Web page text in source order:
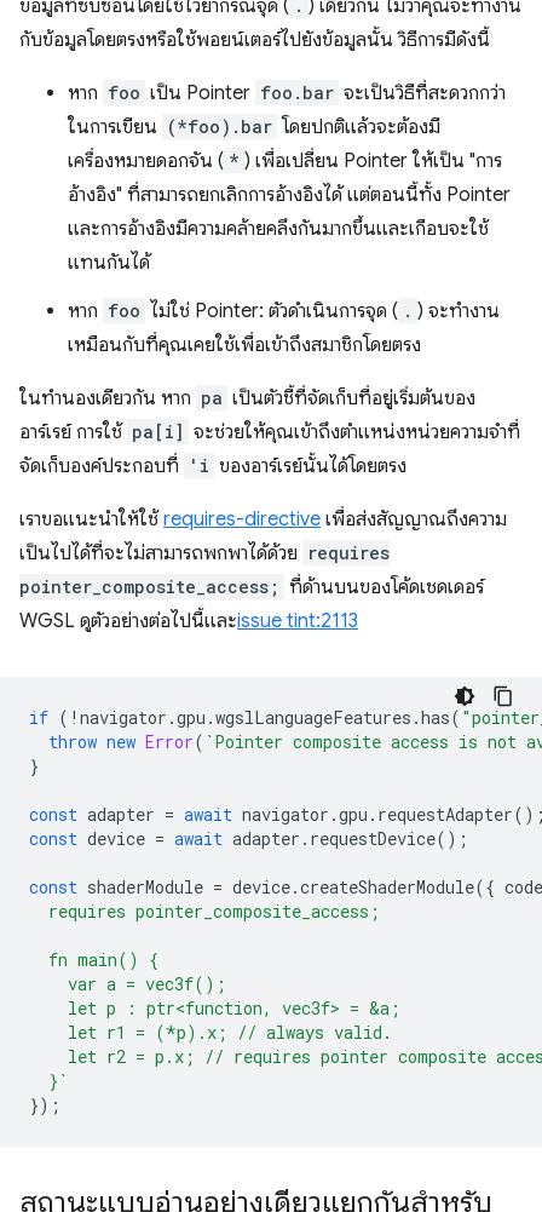
ข้อมูลที่ซับซ้อนโดยใช้ไวยากรณ์จุด ( . ) เดียวกัน ไม่ว่าคุณจะทำงาน
กับข้อมูลโดยตรงหรือใช้พอยน์เตอร์ไปยังข้อมูลนั้น วิธีการมีดังนี้
หาก foo เป็น Pointer foo.bar จะเป็นวิธีที่สะดวกกว่า
ในการเขียน (*foo).bar โดยปกติแล้วจะต้องมี
เครื่องหมายดอกจัน ( * ) เพื่อเปลี่ยน Pointer ให้เป็น "การ
อ้างอิง" ที่สามารถยกเลิกการอ้างอิงได้ แต่ตอนนี้ทั้ง Pointer
และการอ้างอิงมีความคล้ายคลึงกันมากขึ้นและเกือบจะใช้
แทนกันได้
หาก foo ไม่ใช่ Pointer: ตัวดำเนินการจุด ( . ) จะทำงาน
เหมือนกับที่คุณเคยใช้เพื่อเข้าถึงสมาชิกโดยตรง
ในทำนองเดียวกัน หาก pa เป็นตัวชี้ที่จัดเก็บที่อยู่เริ่มต้นของ
อาร์เรย์ การใช้ pa[i] จะช่วยให้คุณเข้าถึงตำแหน่งหน่วยความจำที่
จัดเก็บองค์ประกอบที่
'i ของอาร์เรย์นั้นได้โดยตรง
เราขอแนะนำให้ใช้ requires-directive เพื่อส่งสัญญาณถึงความ
เป็นไปได้ที่จะไม่สามารถพกพาได้ด้วย requires
pointer_composite_access; ที่ด้านบนของโค้ดเชดเดอร์
WGSL ดูตัวอย่างต่อไปนี้และissue tint:2113
if ( ! navigator .gpu .wgslLanguageFeatures .has(
throw new Error( `Pointer composite access is not
}
const adapter = await navigator .gpu . requestAdapter
const device = await adapter . requestDevice();
const shaderModule = device.createShaderModule({ code
  requires pointer_composite_access;
  fn main() {
    var a = vec3f();
    let p : ptr<function, vec3f> = &a;
    let r1 = (*p).x; // always valid.
let r2 = p.x; // requires pointer composite
  }`
});
สถานะแบบอ่านอย่างเดียวแยกกันสำหรับ